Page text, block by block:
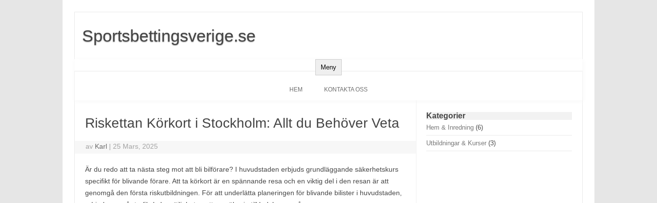
Sportsbettingsverige.se
Meny
HEM KONTAKTA OSS
Riskettan Körkort i Stockholm: Allt du Behöver Veta
av Karl | 25 Mars, 2025
Är du redo att ta nästa steg mot att bli bilförare? I huvudstaden erbjuds grundläggande säkerhetskurs
specifikt för blivande förare. Att ta körkort är en spännande resa och en viktig del i den resan är att
genomgå den första riskutbildningen. För att underlätta planeringen för blivande bilister i huvudstaden,
Kategorier
Hem & Inredning (6)
Utbildningar & Kurser (3)